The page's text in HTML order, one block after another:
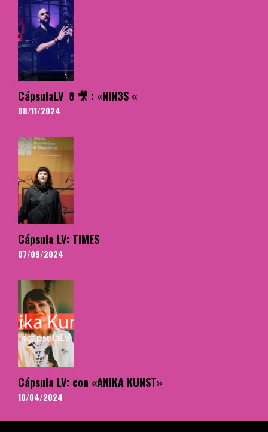
CápsulaLV 💊🎥 : «NIN3S «
08/11/2024
Cápsula LV: TIMES
07/09/2024
Cápsula LV: con «ANIKA KUNST»
10/04/2024